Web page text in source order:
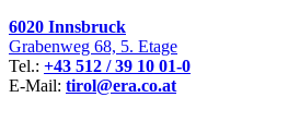
6020 Innsbruck
Grabenweg 68, 5. Etage
Tel.: +43 512 / 39 10 01-0
E-Mail: tirol@era.co.at